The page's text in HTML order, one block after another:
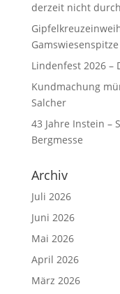
derzeit nicht
Gamswiesenspitze
Lindenfest 2026 –
Kundmachung
Salcher
43 Jahre Instein –
Bergmesse
Archiv
Juli 2026
Juni 2026
Mai 2026
April 2026
März 2026